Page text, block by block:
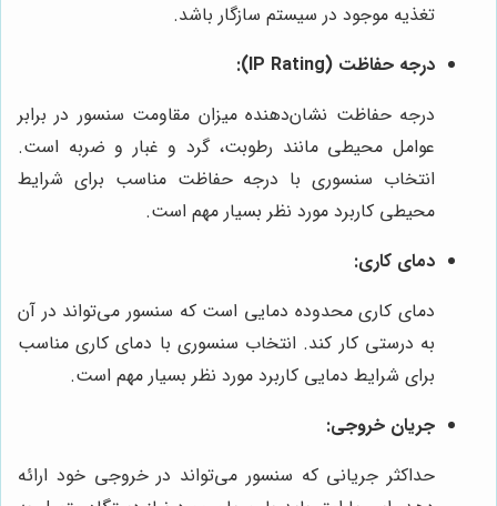
تغذیه موجود در سیستم سازگار باشد.
درجه حفاظت (IP Rating):
درجه حفاظت نشان‌دهنده میزان مقاومت سنسور در برابر
عوامل محیطی مانند رطوبت، گرد و غبار و ضربه است.
انتخاب سنسوری با درجه حفاظت مناسب برای شرایط
محیطی کاربرد مورد نظر بسیار مهم است.
دمای کاری:
دمای کاری محدوده دمایی است که سنسور می‌تواند در آن
به درستی کار کند. انتخاب سنسوری با دمای کاری مناسب
برای شرایط دمایی کاربرد مورد نظر بسیار مهم است.
جریان خروجی:
حداکثر جریانی که سنسور می‌تواند در خروجی خود ارائه